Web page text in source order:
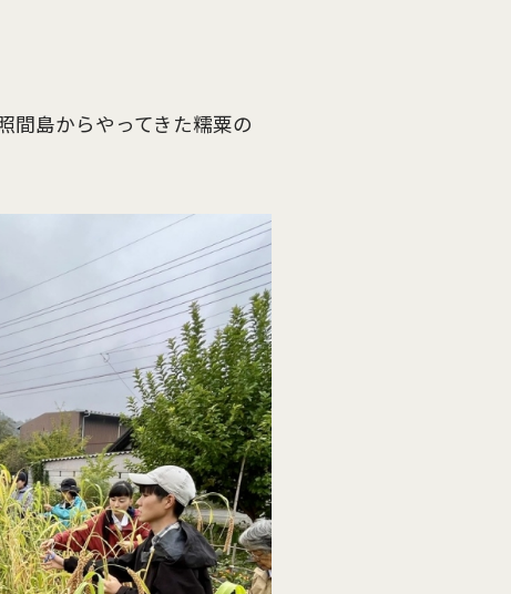
間島からやってきた糯粟の